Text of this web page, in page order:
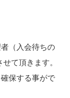
（入会待ちの
て頂きます。
保する事がで